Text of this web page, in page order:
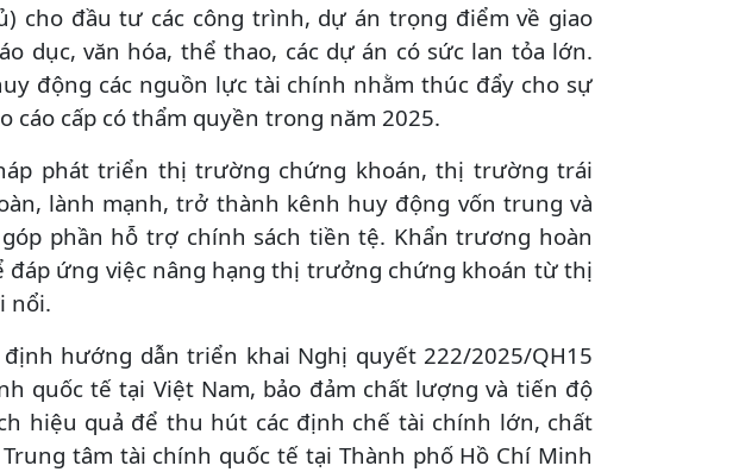
cho đầu tư các công trình, dự án trọng điểm về giao
dục, văn hóa, thể thao, các dự án có sức lan tỏa lớn.
động các nguồn lực tài chính nhằm thúc đẩy cho sự
cấp có thẩm quyền trong năm 2025.
phát triển thị trường chứng khoán, thị trường trái
lành mạnh, trở thành kênh huy động vốn trung và
phần hỗ trợ chính sách tiền tệ. Khẩn trương hoàn
ứng việc nâng hạng thị trưởng chứng khoán từ thị
nổi.
hướng dẫn triển khai Nghị quyết 222/2025/QH15
quốc tế tại Việt Nam, bảo đảm chất lượng và tiến độ
hiệu quả để thu hút các định chế tài chính lớn, chất
tâm tài chính quốc tế tại Thành phố Hồ Chí Minh